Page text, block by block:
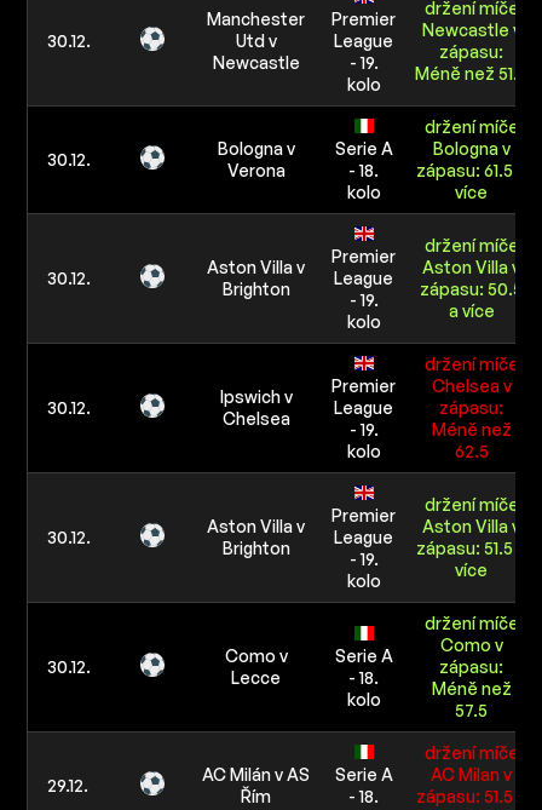
30.12.
Manchester
Utd v
Newcastle
Premier
League
- 19.
kolo
držení míče
Newcastle v
zápasu:
Méně než 51.5
30.12.
Bologna v
Verona
Serie A
- 18.
kolo
držení míče
Bologna v
zápasu: 61.5 a
více
30.12.
Aston Villa v
Brighton
Premier
League
- 19.
kolo
držení míče
Aston Villa v
zápasu: 50.5
a více
30.12.
Ipswich v
Chelsea
Premier
League
- 19.
kolo
držení míče
Chelsea v
zápasu:
Méně než
62.5
30.12.
Aston Villa v
Brighton
Premier
League
- 19.
kolo
držení míče
Aston Villa v
zápasu: 51.5 a
více
30.12.
Como v
Lecce
Serie A
- 18.
kolo
držení míče
Como v
zápasu:
Méně než
57.5
29.12.
AC Milán v AS
Řím
Serie A
- 18.
držení míče
AC Milan v
zápasu: 51.5 a